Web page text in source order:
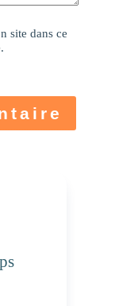
site dans ce